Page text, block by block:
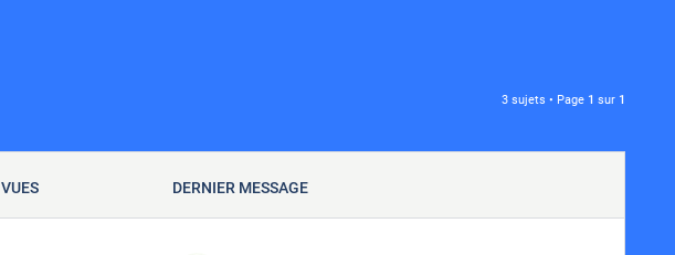
3 sujets • Page 1 sur 1
VUES DERNIER MESSAGE